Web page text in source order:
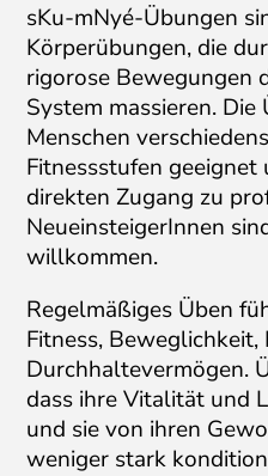
sKu-mNyé-Übungen
Körperübungen, die
rigorose Bewegungen
System massieren.
Menschen
Fitnessstufen
direkten Zugang zu
NeueinsteigerInnen
willkommen.
Regelmäßiges Üben
Fitness, Beweglichkeit,
Durchhaltevermögen.
dass ihre Vitalität und
und sie von ihren
weniger stark